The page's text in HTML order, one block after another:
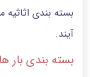
بسته بندی اثاثیه
آیند.
بسته بندی بار